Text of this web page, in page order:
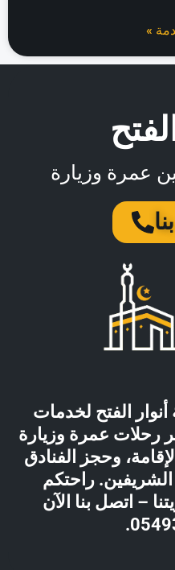
»
عمرة وزيارة
الفتح لخدمات
رحلات عمرة وزيارة
وحجز الفنادق
الشريفين. راحتكم
– اتصل بنا الآن